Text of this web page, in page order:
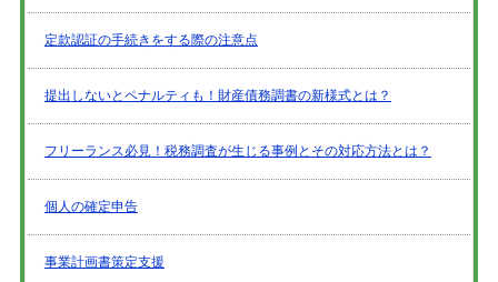
定款認証の手続きをする際の注意点
提出しないとペナルティも！財産債務調書の新様式とは？
フリーランス必見！税務調査が生じる事例とその対応方法とは？
個人の確定申告
事業計画書策定支援